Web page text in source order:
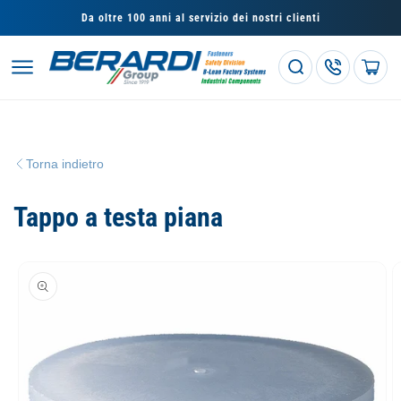
direttamente
ai contenuti
Da oltre 100 anni al servizio dei nostri clienti
Carrello
Torna indietro
Tappo a testa piana
sul prodotto